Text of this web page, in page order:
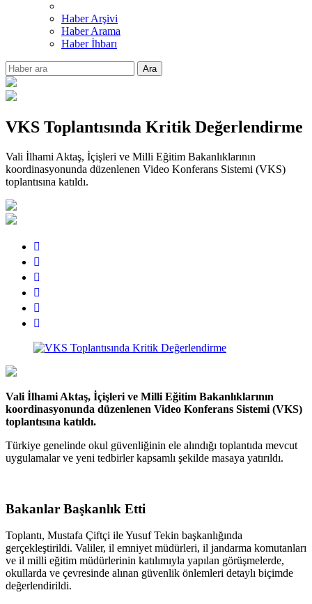
Haber Arşivi
Haber Arama
Haber İhbarı
Ara
VKS Toplantısında Kritik Değerlendirme
Vali İlhami Aktaş, İçişleri ve Milli Eğitim Bakanlıklarının
koordinasyonunda düzenlenen Video Konferans Sistemi (VKS)
toplantısına katıldı.
Vali İlhami Aktaş, İçişleri ve Milli Eğitim Bakanlıklarının
koordinasyonunda düzenlenen Video Konferans Sistemi (VKS)
toplantısına katıldı.
Türkiye genelinde okul güvenliğinin ele alındığı toplantıda mevcut
uygulamalar ve yeni tedbirler kapsamlı şekilde masaya yatırıldı.
Bakanlar Başkanlık Etti
Toplantı, Mustafa Çiftçi ile Yusuf Tekin başkanlığında
gerçekleştirildi. Valiler, il emniyet müdürleri, il jandarma komutanları
ve il milli eğitim müdürlerinin katılımıyla yapılan görüşmelerde,
okullarda ve çevresinde alınan güvenlik önlemleri detaylı biçimde
değerlendirildi.